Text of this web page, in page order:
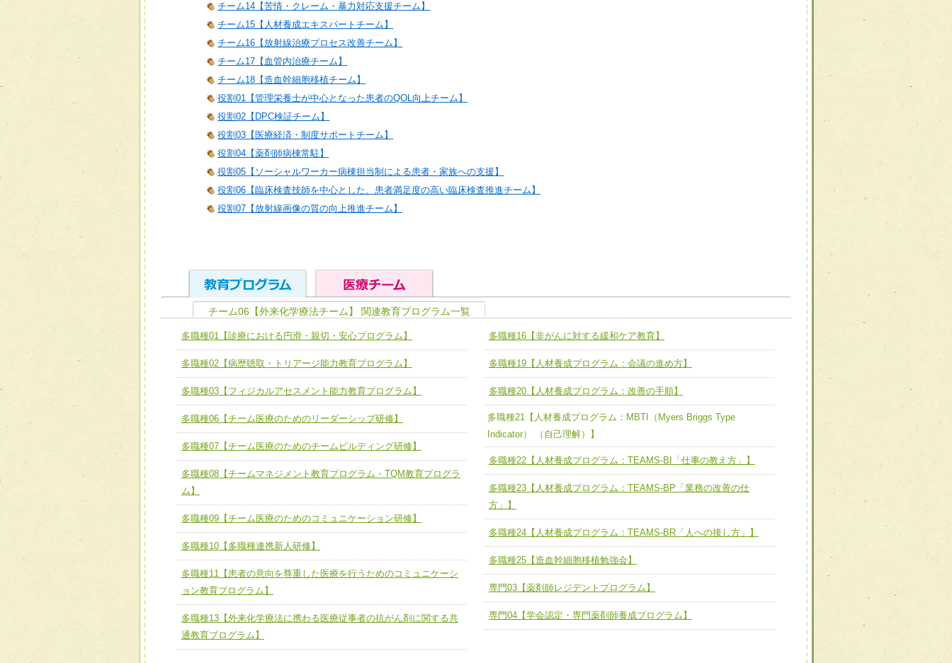
チーム14【苦情・クレーム・暴力対応支援チーム】
チーム15【人材養成エキスパートチーム】
チーム16【放射線治療プロセス改善チーム】
チーム17【血管内治療チーム】
チーム18【造血幹細胞移植チーム】
役割01【管理栄養士が中心となった患者のQOL向上チーム】
役割02【DPC検証チーム】
役割03【医療経済・制度サポートチーム】
役割04【薬剤師病棟常駐】
役割05【ソーシャルワーカー病棟担当制による患者・家族への支援】
役割06【臨床検査技師を中心とした、患者満足度の高い臨床検査推進チーム】
役割07【放射線画像の質の向上推進チーム】
ユニット１ 医療人としての基礎能力
全人的医療を実践する医療人として、必要な基礎能力を身につ
ける
ユニット２ チーム医療構成力
必要に応じて柔軟に医療チームを組織し、強調できる
ユニット３ 多職種連携力
他職種の視点とスキルを学び、相互理解と連携を深める
ユニット４ 専門能力拡大・向上
各職種のスキルを拡大・向上させ、新たな可能性を広げる
人材養成のためのマネジメントおよび効果的な指導ができる
チーム01【病院内横断的問題解決チーム】
チーム02【地域医療連携推進による高度医療を必要とする在
宅患者等支援チーム】
チーム03【癌患者服薬サポートチーム】
チーム04【口腔ケアチーム】
チーム05【せん妄対策チーム】
チーム07【病院職員に対する院内感染対策教育チーム】
チーム08【地域関係機関と連携した小児リハビリテーション
チーム】
チーム09【術前から始める周術期リハビリテーションチー
ム】
チーム10【包括的リハビリテーションコンサルテーションチ
ーム】
チーム14【苦情・クレーム・暴力対応支援チーム】
チーム15【人材養成エキスパートチーム】
役割01【管理栄養士が中心となった患者のQOL向上チーム】
役割02【DPC検証チーム】
役割03【医療経済・制度サポートチーム】
役割04【薬剤師病棟常駐】
役割06【臨床検査技師を中心とした、患者満足度の高い臨床
チーム06【外来化学療法チーム】 関連教育プログラム一覧
多職種01【診療における円滑・親切・安心プログラム】
多職種02【病歴聴取・トリアージ能力教育プログラム】
多職種03【フィジカルアセスメント能力教育プログラム】
多職種06【チーム医療のためのリーダーシップ研修】
多職種07【チーム医療のためのチームビルディング研修】
多職種08【チームマネジメント教育プログラム・TQM教育プログラ
ム】
多職種09【チーム医療のためのコミュニケーション研修】
多職種10【多職種連携新人研修】
多職種11【患者の意向を尊重した医療を行うためのコミュニケーシ
ョン教育プログラム】
多職種13【外来化学療法に携わる医療従事者の抗がん剤に関する共
通教育プログラム】
多職種16【非がんに対する緩和ケア教育】
多職種19【人材養成プログラム：会議の進め方】
多職種20【人材養成プログラム：改善の手順】
多職種21【人材養成プログラム：MBTI（Myers Briggs Type
Indicator） （自己理解）】
多職種22【人材養成プログラム：TEAMS-BI「仕事の教え方」】
多職種23【人材養成プログラム：TEAMS-BP「業務の改善の仕
方」】
多職種24【人材養成プログラム：TEAMS-BR「人への接し方」】
多職種25【造血幹細胞移植勉強会】
専門03【薬剤師レジデントプログラム】
専門04【学会認定・専門薬剤師養成プログラム】